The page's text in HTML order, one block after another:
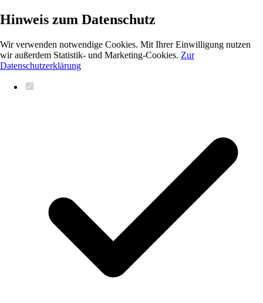
Hinweis zum Datenschutz
Wir verwenden notwendige Cookies. Mit Ihrer Einwilligung nutzen
wir außerdem Statistik- und Marketing-Cookies. Zur
Datenschutzerklärung